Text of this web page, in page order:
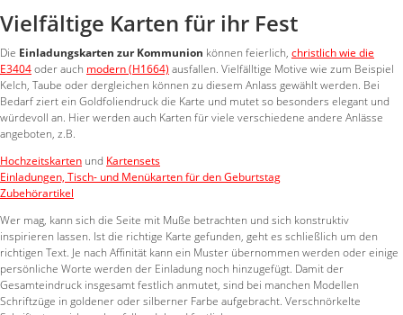
Vielfältige Karten für ihr Fest
Die Einladungskarten zur Kommunion können feierlich, christlich wie die
E3404oder auch modern (H1664) ausfallen. Vielfälltige Motive wie zum Beispiel
Kelch, Taube oder dergleichen können zu diesem Anlass gewählt werden. Bei
Bedarf ziert ein Goldfoliendruck die Karte und mutet so besonders elegant und
würdevoll an. Hier werden auch Karten für viele verschiedene andere Anlässe
angeboten, z.B.
Hochzeitskarten und Kartensets
Einladungen, Tisch- und Menükarten für den Geburtstag
Zubehörartikel
Wer mag, kann sich die Seite mit Muße betrachten und sich konstruktiv
inspirieren lassen. Ist die richtige Karte gefunden, geht es schließlich um den
richtigen Text. Je nach Affinität kann ein Muster übernommen werden oder einige
persönliche Worte werden der Einladung noch hinzugefügt. Damit der
Gesamteindruck insgesamt festlich anmutet, sind bei manchen Modellen
Schriftzüge in goldener oder silberner Farbe aufgebracht. Verschnörkelte